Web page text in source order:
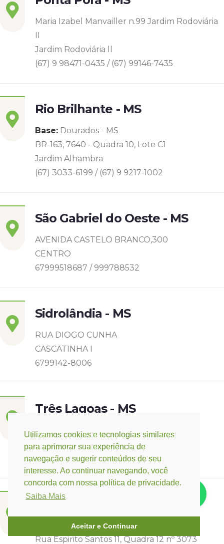
Utilizamos cookies e tecnologias similares
para aprimorar sua experiência de
navegação e sugerir conteúdos de seu
interesse. Ao continuar navegando, você
concorda com nossa política de privacidade.
Saiba Mais
Aceitar e Continuar
Maria Izabel Manvailler n.99 Jardim Rodoviária
II
Jardim Rodoviária ll
(67) 9 98471-0435 / (67) 99146-7435
Rio Brilhante - MS
Base: Dourados - MS
BR-163, 7640 - Quadra 10, Lote C1
Jardim Alhambra
(67) 3033-6199 / (67) 9 9217-1002
São Gabriel do Oeste - MS
AVENIDA CASTELO BRANCO,300
CENTRO
67999518687 / 999788532
Sidrolândia - MS
RUA DIOGO CUNHA
CASCATINHA I
6799142-8006
Três Lagoas - MS
Rua Eurídice Chagas Cruz, 2675
Centro
(67) 9 9249-5406
Campo Verde - MT
Rondonópolis - MT
Rua Espirito Santos 11, Quadra 12 nº 3073